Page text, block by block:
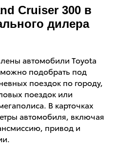
Cruiser 300 в
дилера
автомобили Toyota
подобрать под
поездок по городу,
поездок или
В карточках
автомобиля, включая
привод и